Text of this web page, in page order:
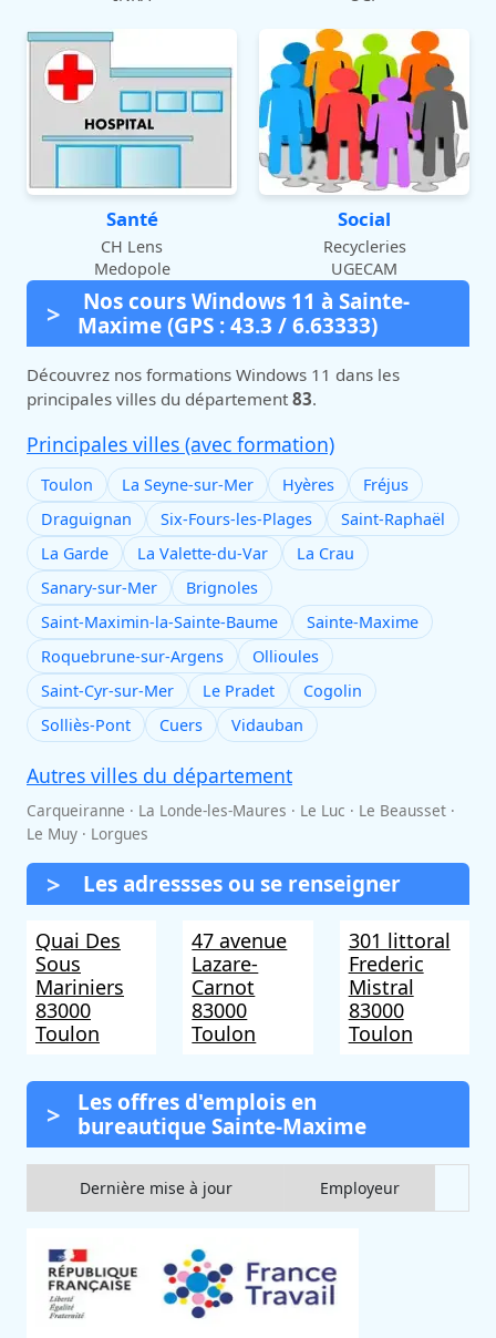
Santé
CH Lens
Medopole
Social
Recycleries
UGECAM
Nos cours Windows 11 à Sainte-
Maxime (GPS : 43.3 / 6.63333)
Découvrez nos formations Windows 11 dans les
principales villes du département 83.
Principales villes (avec formation)
Toulon La Seyne-sur-Mer Hyères
Fréjus
Draguignan
Six-Fours-les-Plages
Saint-Raphaël
La Garde
La Valette-du-Var
La Crau
Sanary-sur-Mer
Brignoles
Saint-Maximin-la-Sainte-Baume
Sainte-Maxime
Roquebrune-sur-Argens
Ollioules
Saint-Cyr-sur-Mer
Le Pradet
Cogolin
Solliès-Pont
Cuers Vidauban
Autres villes du département
Carqueiranne · La Londe-les-Maures · Le Luc · Le Beausset ·
Le Muy · Lorgues
Les adressses ou se renseigner
Quai Des
Sous
Mariniers
83000
Toulon
47 avenue
Lazare-
Carnot
83000
Toulon
301 littoral
Frederic
Mistral
83000
Toulon
Les offres d'emplois en
bureautique Sainte-Maxime
Dernière mise à jour Employeur